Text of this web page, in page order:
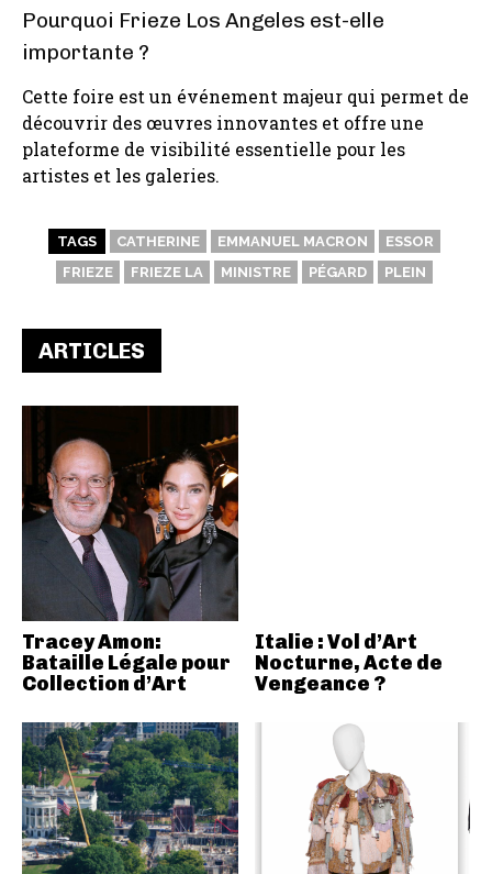
Pourquoi Frieze Los Angeles est-elle
importante ?
Cette foire est un événement majeur qui permet de
découvrir des œuvres innovantes et offre une
plateforme de visibilité essentielle pour les
artistes et les galeries.
TAGS CATHERINE EMMANUEL MACRON
ESSOR
FRIEZE
FRIEZE LA MINISTRE PÉGARD PLEIN
ARTICLES
Tracey Amon:
Bataille Légale pour
Collection d’Art
Italie : Vol d’Art
Nocturne, Acte de
Vengeance ?